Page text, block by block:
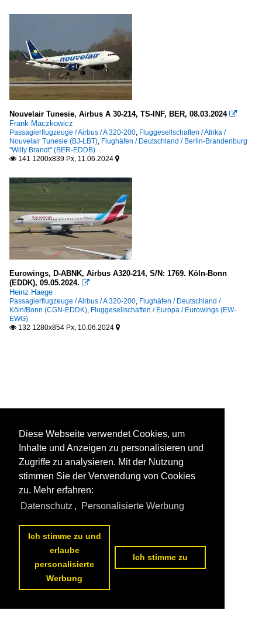
Nouvelair Tunesie, Airbus A 30-214, TS-INF, BER, 08.03.2024 
Frank Maczkowicz
Passagierflugzeuge / Airbus / A 320-200 Fluggesellschaften / Afrika /
Nouvelair Tunesie (BJ-LBT) Flughäfen / Deutschland / Berlin-Brandenburg
"Willy Brandt" (BER-EDDB)
 141 1200x839 Px, 11.06.2024 
Eurowings, D-ABNK, Airbus A320-214, S/N: 1769. Köln-Bonn
(EDDK), 09.05.2024. 
Heinz Haege
Passagierflugzeuge / Airbus / A 320-200 Flughäfen / Deutschland /
Köln/Bonn (CGN-EDDK) Fluggesellschaften / Europa / Eurowings (EW-
EWG)
 132 1280x854 Px, 10.06.2024 
Diese Webseite verwendet Cookies, um
Inhalte und Anzeigen zu personalisieren und
Zugriffe zu analysieren. Mit der Nutzung
stimmen Sie der Verwendung von Cookies
zu. Mehr erfahren:
Datenschutz , Personalisierte Werbung
Ich stimme zu und
erlaube
personalisierte
Werbung
Ich stimme zu